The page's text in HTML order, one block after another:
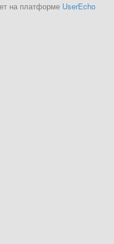
на платформе UserEcho